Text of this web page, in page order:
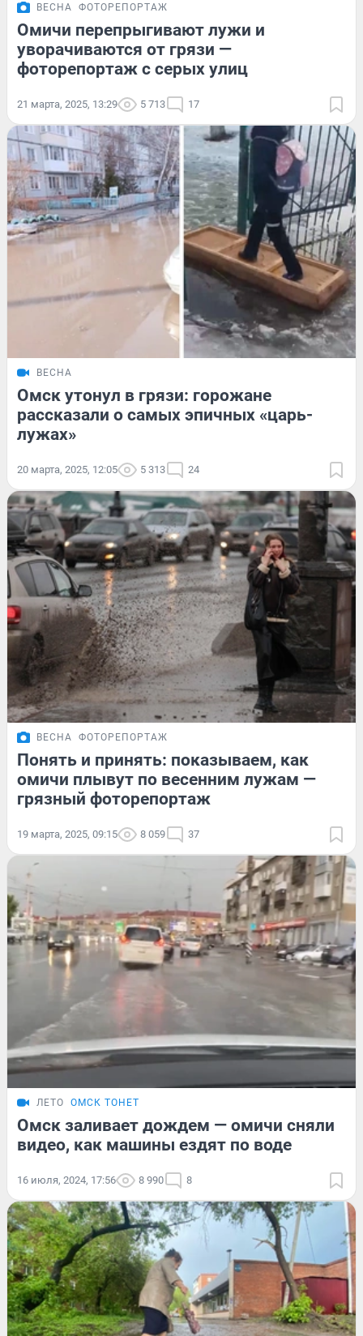
ВЕСНА ФОТОРЕПОРТАЖ
Омичи перепрыгивают лужи и
уворачиваются от грязи —
фоторепортаж с серых улиц
21 марта, 2025, 13:29 5 713 17
ВЕСНА
Омск утонул в грязи: горожане
рассказали о самых эпичных «царь-
лужах»
20 марта, 2025, 12:05 5 313 24
ВЕСНА ФОТОРЕПОРТАЖ
Понять и принять: показываем, как
омичи плывут по весенним лужам —
грязный фоторепортаж
19 марта, 2025, 09:15 8 059 37
ЛЕТО ОМСК ТОНЕТ
Омск заливает дождем — омичи сняли
видео, как машины ездят по воде
16 июля, 2024, 17:56 8 990 8